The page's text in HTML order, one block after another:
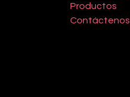
Productos
Contáctenos